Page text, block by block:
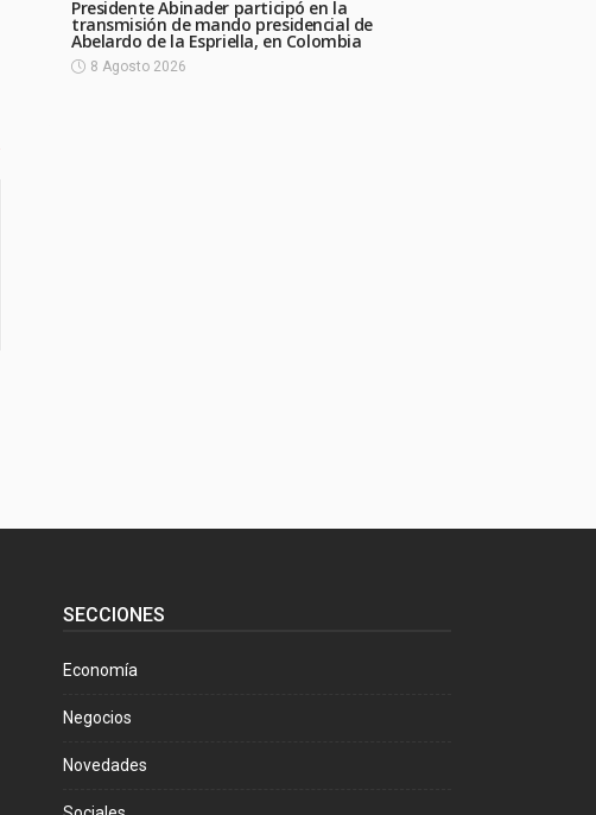
Presidente Abinader participó en la
transmisión de mando presidencial de
Abelardo de la Espriella, en Colombia
8 Agosto 2026
SECCIONES
Economía
Negocios
Novedades